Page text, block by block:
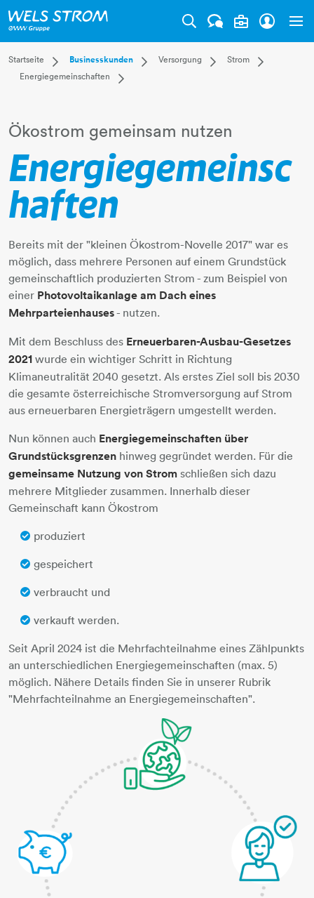
Startseite
Dropdown Startseite
Privatkunden
Businesskunden
Dropdown Businesskunden
Versorgung
Dropdown Versorgung
Wasser
Abwasser
Strom
Dropdown
Meldewesen
Energiegemeinschaften
Dropdown Energiegemeinschaften
Leitfaden
Ökostrom gemeinsam nutzen
Energiegemeinsc
haften​​​
Bereits mit der "kleinen Ökostrom-Novelle 2017" war es
möglich, dass mehrere Personen auf einem Grundstück
gemeinschaftlich produzierten Strom - zum Beispiel von
einer Photovoltaikanlage am Dach eines
Mehrparteienhauses- nutzen.
Mit dem Beschluss des Erneuerbaren-Ausbau-Gesetzes
2021 wurde ein wichtiger Schritt in Richtung
Klimaneutralität 2040 gesetzt. Als erstes Ziel soll bis 2030
die gesamte österreichische Stromversorgung auf Strom
aus erneuerbaren Energieträgern umgestellt werden.
Nun können auch Energiegemeinschaften über
Grundstücksgrenzen hinweg gegründet werden. Für die
gemeinsame Nutzung von Strom schließen sich dazu
mehrere Mitglieder zusammen. Innerhalb dieser
Gemeinschaft kann Ökostrom
produziert
gespeichert
verbraucht und
verkauft werden.
Seit April 2024 ist die Mehrfachteilnahme eines Zählpunkts
an unterschiedlichen Energiegemeinschaften (max. 5)
möglich. Nähere Details finden Sie in unserer Rubrik
"Mehrfachteilnahme an Energiegemeinschaften".